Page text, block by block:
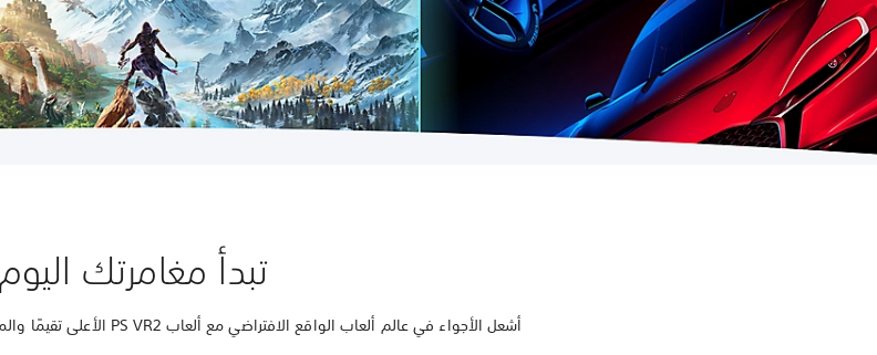
تبدأ مغامرتك اليوم
أشعل الأجواء في عالم ألعاب الواقع الافتراضي مع ألعاب PS VR2 الأعلى تقيمًا والمتاحة للتنزيل الآن من PlayStation Store.